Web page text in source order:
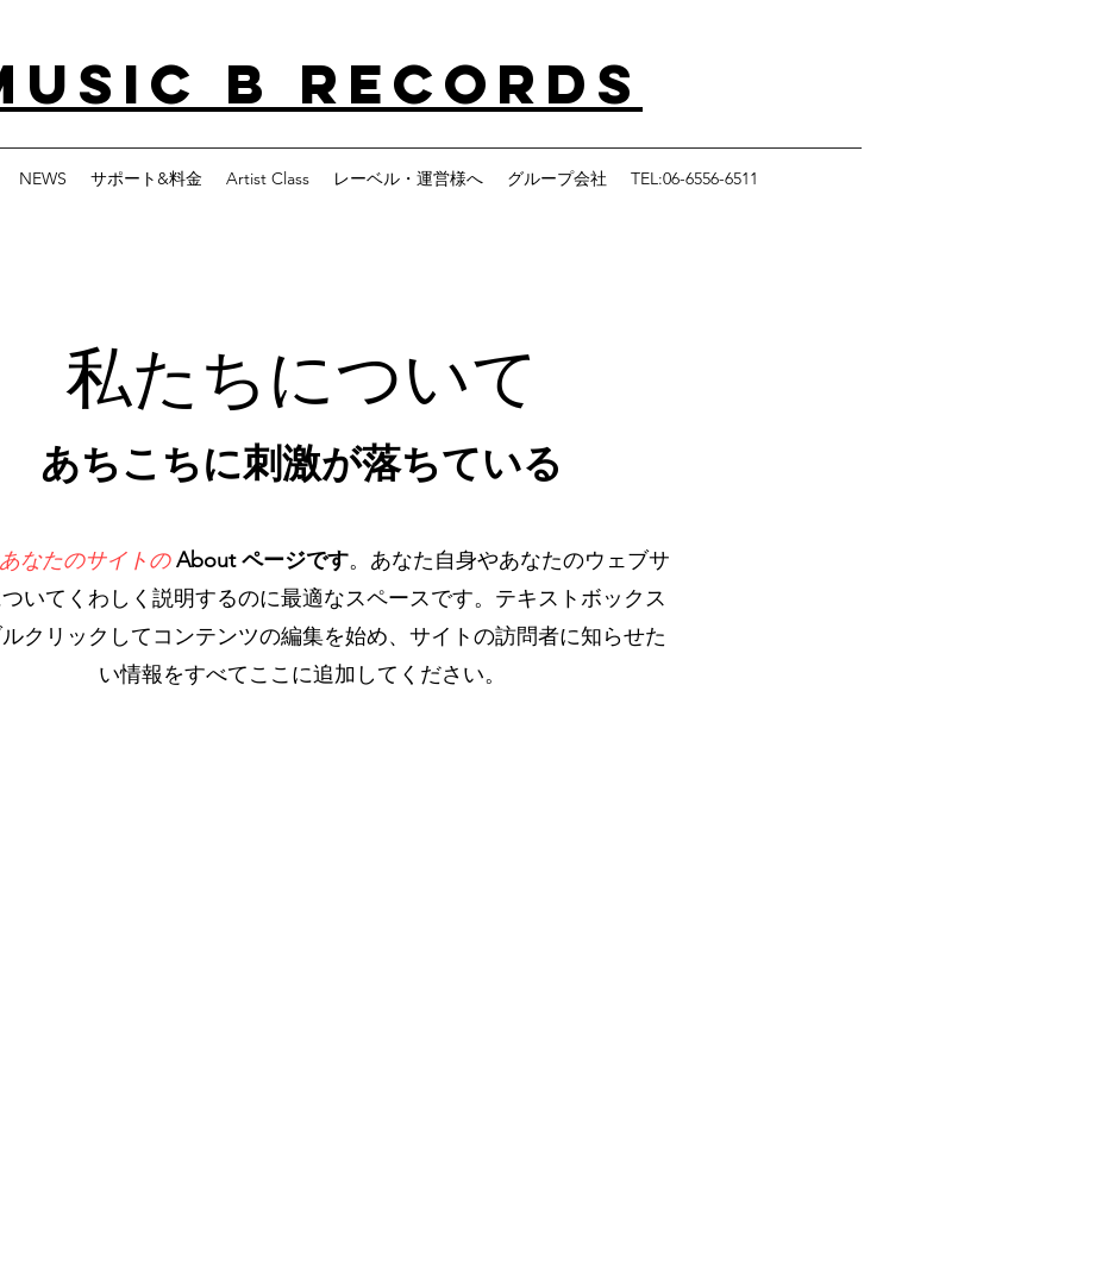
B RECORDS
NEWS サポート&料金 Artist Class レーベル・運営様へ グループ会社 TEL:06-6556-6511
私たちについて
あちこちに刺激が落ちている
なたのサイトの About ページです。あなた自身やあなたのウェブサ
いてくわしく説明するのに最適なスペースです。テキストボックス
クリックしてコンテンツの編集を始め、サイトの訪問者に知らせた
い情報をすべてここに追加してください。